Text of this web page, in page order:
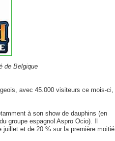
de Belgique
avec 45.000 visiteurs ce mois-ci,
à son show de dauphins (en
groupe espagnol Aspro Ocio). Il
et de 20 % sur la première moitié